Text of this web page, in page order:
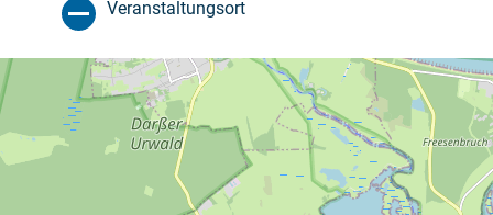
Veranstaltungsort